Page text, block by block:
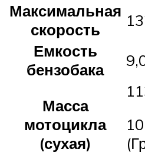
Максимальная
скорость
Емкость
бензобака
Масса
мотоцикла
(сухая)